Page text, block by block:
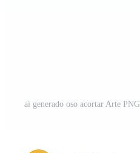
ai generado oso acortar Arte